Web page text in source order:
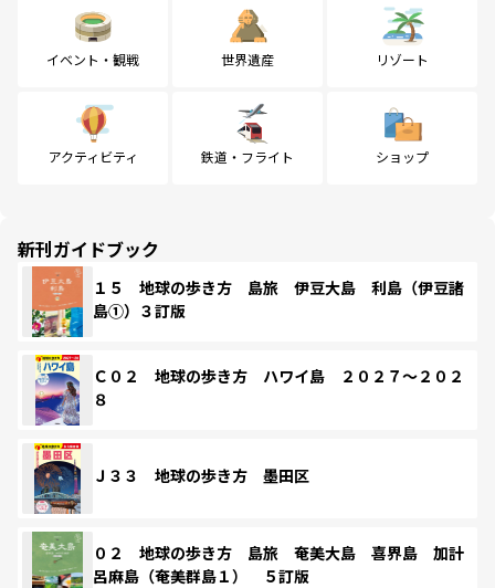
イベント・観戦 世界遺産 リゾート
アクティビティ 鉄道・フライト ショップ
新刊ガイドブック
１５ 地球の歩き方 島旅 伊豆大島 利島（伊豆諸
島①）３訂版
Ｃ０２ 地球の歩き方 ハワイ島 ２０２７～２０２
８
Ｊ３３ 地球の歩き方 墨田区
０２ 地球の歩き方 島旅 奄美大島 喜界島 加計
呂麻島（奄美群島１） ５訂版